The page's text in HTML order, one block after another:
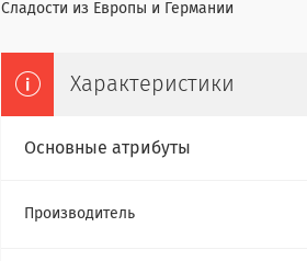
Сладости из Европы и Германии
Характеристики
Основные атрибуты
Производитель